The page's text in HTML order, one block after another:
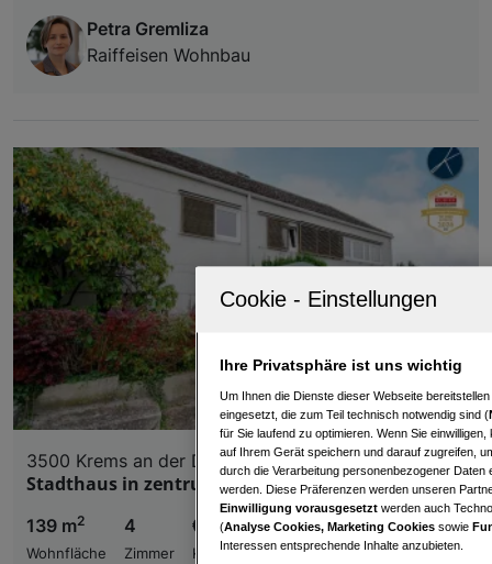
Petra Gremliza
Raiffeisen Wohnbau
3500 Krems an der Donau
Stadthaus in zentrumsnaher Lage
139 m2
Wohnfläche
4
Zimmer
€ 370.000,00
Kaufpreis
Ihre Privatsphäre ist uns wichtig
Um Ihnen die Dienste dieser Webseite
eingesetzt, die zum Teil technisch notwendig sind (
für Sie laufend zu optimieren. Wenn Sie
auf Ihrem Gerät speichern und darauf zugreifen,
durch die Verarbeitung personenbezogener
werden. Diese Präferenzen werden unseren
Einwilligung vorausgesetzt werden auch
(Analyse Cookies, Marketing Cookies sowie
Interessen entsprechende Inhalte anzubieten.